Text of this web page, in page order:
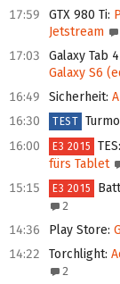
17:59 GTX 980 Ti:
Jetstream
17:03 Galaxy Tab
Galaxy S6
16:49 Sicherheit:
16:30 TEST
16:00 E3 2015
fürs Tablet
15:15 E3 2015
2
14:36 Play Store:
14:22 Torchlight:
2